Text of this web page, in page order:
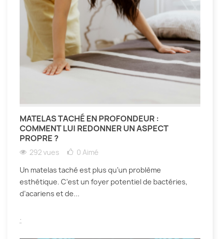
MATELAS TACHÉ EN PROFONDEUR :
COMMENT LUI REDONNER UN ASPECT
PROPRE ?
292 vues 0 Aimé
Un matelas taché est plus qu’un problème
esthétique. C’est un foyer potentiel de bactéries,
d’acariens et de...
.